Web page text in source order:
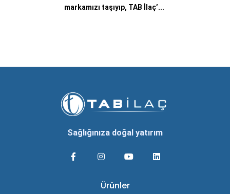
markamızı taşıyıp, TAB İlaç’...
Sağlığınıza doğal yatırım
Ürünler